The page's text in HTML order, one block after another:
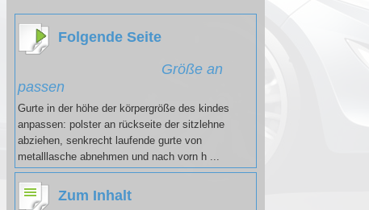
Folgende Seite
Größe an
passen
Gurte in der höhe der körpergröße des kindes
anpassen: polster an rückseite der sitzlehne
abziehen, senkrecht laufende gurte von
metalllasche abnehmen und nach vorn h ...
Zum Inhalt